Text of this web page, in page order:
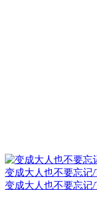
变成大人也不要忘记/
变成大人也不要忘记/